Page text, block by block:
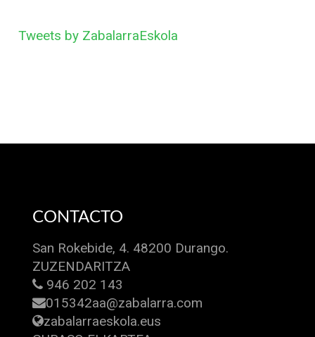
Tweets by ZabalarraEskola
CONTACTO
San Rokebide, 4. 48200 Durango.
ZUZENDARITZA
946 202 143
015342aa@zabalarra.com
zabalarraeskola.eus